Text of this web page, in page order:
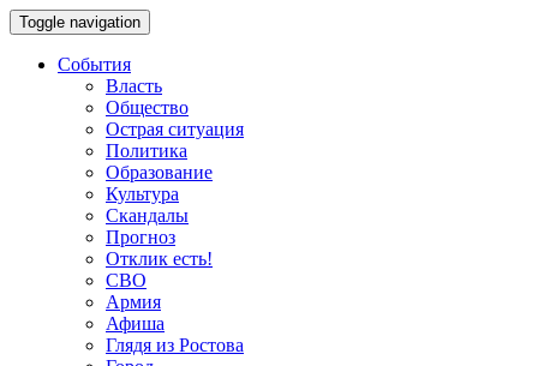
Toggle navigation
События
Власть
Общество
Острая ситуация
Политика
Образование
Культура
Скандалы
Прогноз
Отклик есть!
СВО
Армия
Афиша
Глядя из Ростова